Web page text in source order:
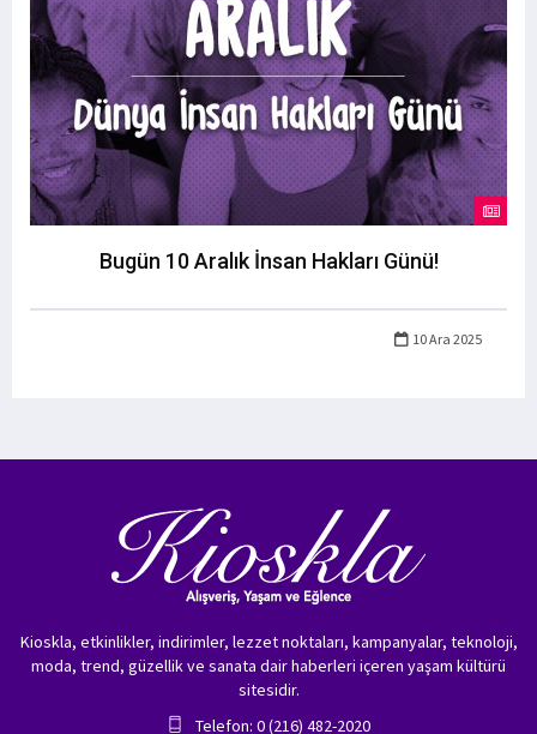
Bugün 10 Aralık İnsan Hakları Günü!
10 Ara 2025
Kioskla, etkinlikler, indirimler, lezzet noktaları, kampanyalar, teknoloji,
moda, trend, güzellik ve sanata dair haberleri içeren yaşam kültürü
sitesidir.
Telefon: 0 (216) 482-2020